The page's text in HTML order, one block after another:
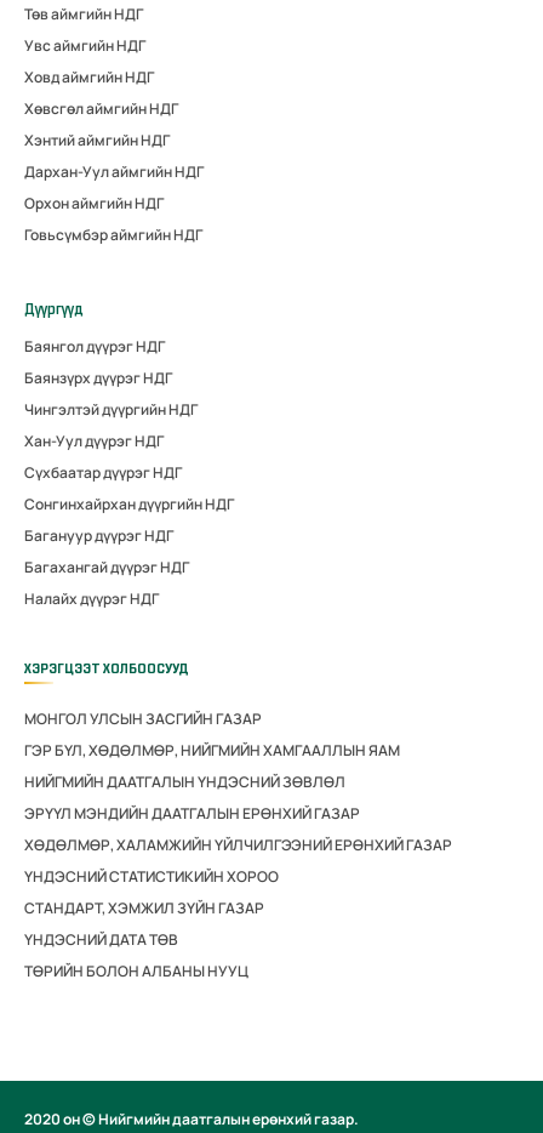
Төв аймгийн НДГ
Увс аймгийн НДГ
Ховд аймгийн НДГ
Хөвсгөл аймгийн НДГ
Хэнтий аймгийн НДГ
Дархан-Уул аймгийн НДГ
Орхон аймгийн НДГ
Говьсүмбэр аймгийн НДГ
Дүүргүүд
Баянгол дүүрэг НДГ
Баянзүрх дүүрэг НДГ
Чингэлтэй дүүргийн НДГ
Хан-Уул дүүрэг НДГ
Сүхбаатар дүүрэг НДГ
Сонгинхайрхан дүүргийн НДГ
Багануур дүүрэг НДГ
Багахангай дүүрэг НДГ
Налайх дүүрэг НДГ
ХЭРЭГЦЭЭТ ХОЛБООСУУД
МОНГОЛ УЛСЫН ЗАСГИЙН ГАЗАР
ГЭР БҮЛ, ХӨДӨЛМӨР, НИЙГМИЙН ХАМГААЛЛЫН ЯАМ
НИЙГМИЙН ДААТГАЛЫН ҮНДЭСНИЙ ЗӨВЛӨЛ
ЭРҮҮЛ МЭНДИЙН ДААТГАЛЫН ЕРӨНХИЙ ГАЗАР
ХӨДӨЛМӨР, ХАЛАМЖИЙН ҮЙЛЧИЛГЭЭНИЙ ЕРӨНХИЙ ГАЗАР
ҮНДЭСНИЙ СТАТИСТИКИЙН ХОРОО
СТАНДАРТ, ХЭМЖИЛ ЗҮЙН ГАЗАР
ҮНДЭСНИЙ ДАТА ТӨВ
ТӨРИЙН БОЛОН АЛБАНЫ НУУЦ
2020 он © Нийгмийн даатгалын ерөнхий газар.